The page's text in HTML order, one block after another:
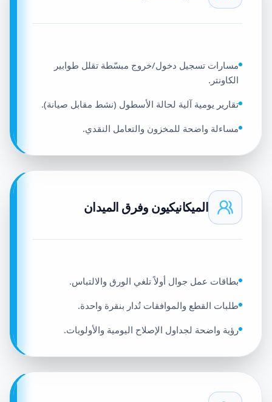
مسارات تسجيل دخول/خروج مبسّطة تقلل طوابير
الكاونتر.
تقارير يومية آلية لحالة الأسطول (نشط مقابل صيانة).
مساءلة واضحة للمخزون والتعامل النقدي.
الميكانيكيون وفرق الميدان
بطاقات عمل جوال أولاً تلغي الورق والالتباس.
طلبات القطع والموافقات تُدار بنقرة واحدة.
رؤية واضحة لجداول الإصلاح اليومية والأولويات.